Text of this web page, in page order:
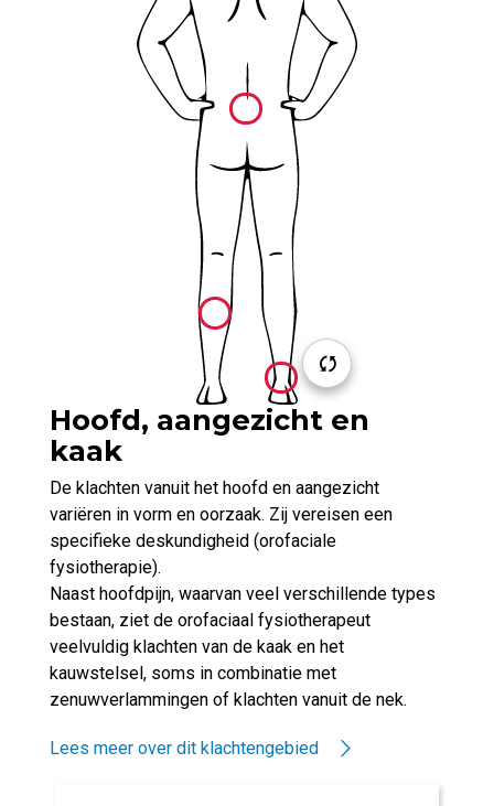
Hoofd, aangezicht en
kaak
De klachten vanuit het hoofd en aangezicht
variëren in vorm en oorzaak. Zij vereisen een
specifieke deskundigheid (orofaciale
fysiotherapie).
Naast hoofdpijn, waarvan veel verschillende types
bestaan, ziet de orofaciaal fysiotherapeut
veelvuldig klachten van de kaak en het
kauwstelsel, soms in combinatie met
zenuwverlammingen of klachten vanuit de nek.
Lees meer over dit klachtengebied